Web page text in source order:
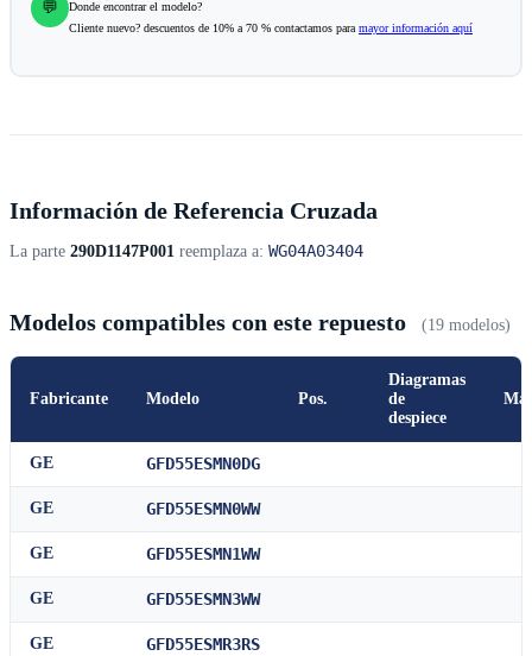
💬
Donde encontrar el modelo?
Cliente nuevo? descuentos de 10% a 70 % contactamos para mayor información aquí
Información de Referencia Cruzada
La parte 290D1147P001 reemplaza a: WG04A03404
Modelos compatibles con este repuesto (19 modelos)
Fabricante Modelo Pos.
Diagramas
de
despiece
GE GFD55ESMN0DG
GE GFD55ESMN0WW
GE GFD55ESMN1WW
GE GFD55ESMN3WW
GE GFD55ESMR3RS